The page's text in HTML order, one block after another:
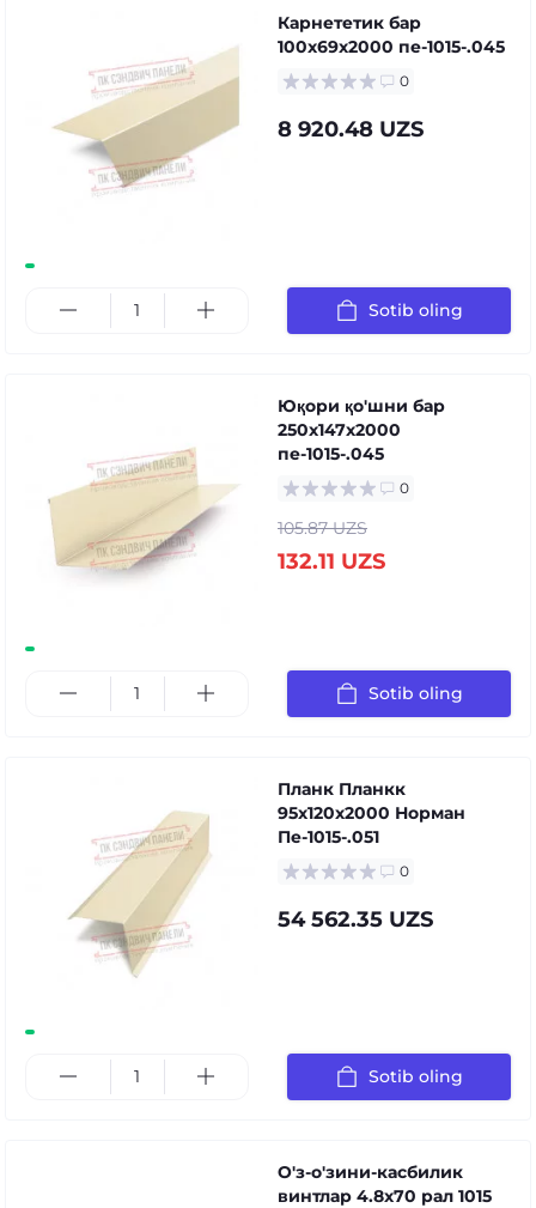
Карнететик бар
100x69x2000 пе-1015-.045
0
8 920.48 UZS
Sotib oling
Юқори қо'шни бар
250x147x2000
пе-1015-.045
0
105.87 UZS
132.11 UZS
Sotib oling
Планк Планкк
95x120x2000 Норман
Пе-1015-.051
0
54 562.35 UZS
Sotib oling
О'з-о'зини-касбилик
винтлар 4.8x70 рал 1015